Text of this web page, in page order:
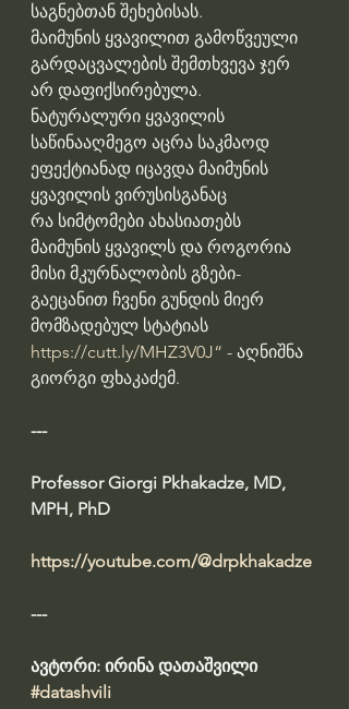
საგნებთან შეხებისას.
მაიმუნის ყვავილით გამოწვეული
გარდაცვალების შემთხვევა ჯერ
არ დაფიქსირებულა.
ნატურალური ყვავილის
საწინააღმეგო აცრა საკმაოდ
ეფექტიანად იცავდა მაიმუნის
ყვავილის ვირუსისგანაც
რა სიმტომები ახასიათებს
მაიმუნის ყვავილს და როგორია
მისი მკურნალობის გზები-
გაეცანით ჩვენი გუნდის მიერ
მომზადებულ სტატიას
https://cutt.ly/MHZ3V0J“ - აღნიშნა
გიორგი ფხაკაძემ.
---
Professor Giorgi Pkhakadze, MD,
MPH, PhD
https://youtube.com/@drpkhakadze
---
ავტორი: ირინა დათაშვილი
#datashvili